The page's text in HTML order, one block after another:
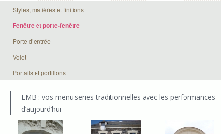
Styles, matières et finitions
Fenêtre et porte-fenêtre
Porte d’entrée
Volet
Portails et portillons
LMB : vos menuiseries traditionnelles avec les performances
d’aujourd’hui